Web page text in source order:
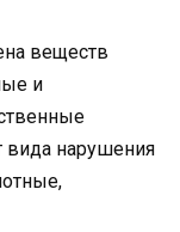
веществ
и
вида нарушения